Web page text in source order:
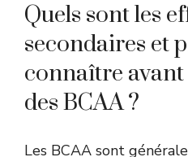
Quels sont les
secondaires et
connaître
des BCAA ?
Les BCAA sont